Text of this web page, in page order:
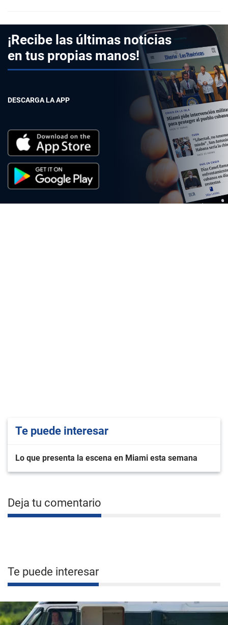
¡Recibe las últimas noticias
en tus propias manos!
DESCARGA LA APP
Te puede interesar
Lo que presenta la escena en Miami esta semana
Deja tu comentario
Te puede interesar